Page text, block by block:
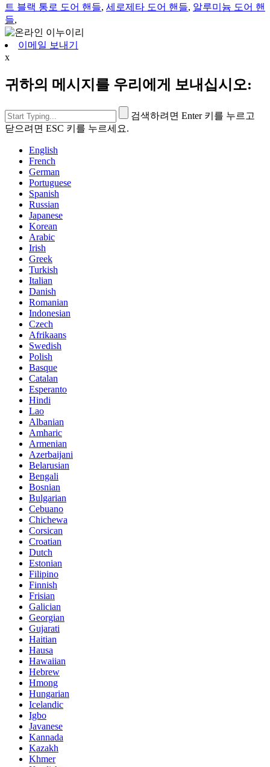
트 블랙 통로 도어 핸들, 세로제타 도어 핸들, 알루미늄 도어 핸
들,
이메일 보내기
x
귀하의 메시지를 우리에게 보내십시오:
검색하려면 Enter 키를 누르고
닫으려면 ESC 키를 누르세요.
English
French
German
Portuguese
Spanish
Russian
Japanese
Korean
Arabic
Irish
Greek
Turkish
Italian
Danish
Romanian
Indonesian
Czech
Afrikaans
Swedish
Polish
Basque
Catalan
Esperanto
Hindi
Lao
Albanian
Amharic
Armenian
Azerbaijani
Belarusian
Bengali
Bosnian
Bulgarian
Cebuano
Chichewa
Corsican
Croatian
Dutch
Estonian
Filipino
Finnish
Frisian
Galician
Georgian
Gujarati
Haitian
Hausa
Hawaiian
Hebrew
Hmong
Hungarian
Icelandic
Igbo
Javanese
Kannada
Kazakh
Khmer